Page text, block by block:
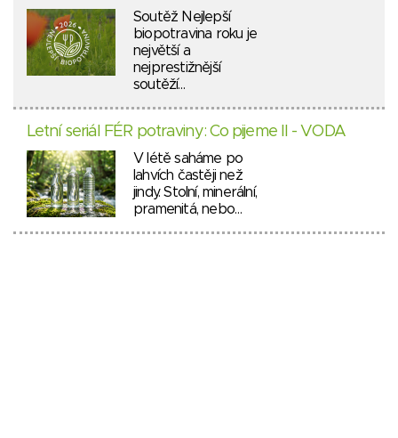
Soutěž Nejlepší
biopotravina roku je
největší a
nejprestižnější
soutěží…
Letní seriál FÉR potraviny: Co pijeme II - VODA
V létě saháme po
lahvích častěji než
jindy. Stolní, minerální,
pramenitá, nebo…